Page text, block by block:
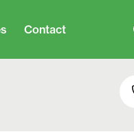
Contact